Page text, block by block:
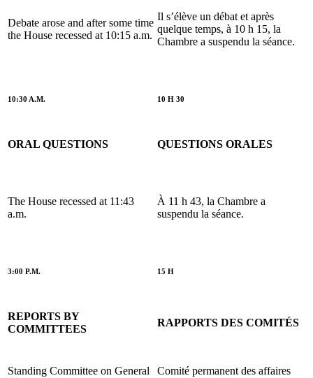
Debate arose and after some time
the House recessed at 10:15 a.m.
Il s’élève un débat et après
quelque temps, à 10 h 15, la
Chambre a suspendu la séance.
10:30 A.M. 10 H 30
ORAL QUESTIONS QUESTIONS ORALES
The House recessed at 11:43
a.m.
À 11 h 43, la Chambre a
suspendu la séance.
3:00 P.M. 15 H
REPORTS BY
COMMITTEES
RAPPORTS DES COMITÉS
Standing Committee on General
Comité permanent des affaires